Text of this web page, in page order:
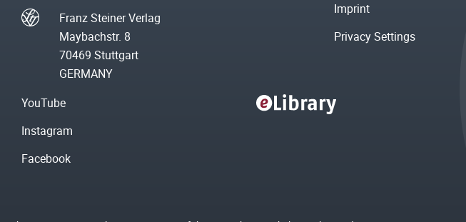
Franz Steiner Verlag
Maybachstr. 8
70469 Stuttgart
GERMANY
Imprint
Privacy Settings
YouTube
Instagram
Facebook